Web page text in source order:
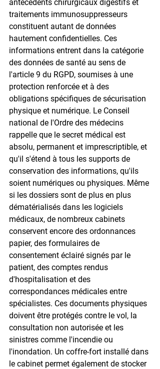
antécédents chirurgicaux digestifs et
traitements immunosuppresseurs
constituent autant de données
hautement confidentielles. Ces
informations entrent dans la catégorie
des données de santé au sens de
l'article 9 du RGPD, soumises à une
protection renforcée et à des
obligations spécifiques de sécurisation
physique et numérique. Le Conseil
national de l'Ordre des médecins
rappelle que le secret médical est
absolu, permanent et imprescriptible, et
qu'il s'étend à tous les supports de
conservation des informations, qu'ils
soient numériques ou physiques. Même
si les dossiers sont de plus en plus
dématérialisés dans les logiciels
médicaux, de nombreux cabinets
conservent encore des ordonnances
papier, des formulaires de
consentement éclairé signés par le
patient, des comptes rendus
d'hospitalisation et des
correspondances médicales entre
spécialistes. Ces documents physiques
doivent être protégés contre le vol, la
consultation non autorisée et les
sinistres comme l'incendie ou
l'inondation. Un coffre-fort installé dans
le cabinet permet également de stocker